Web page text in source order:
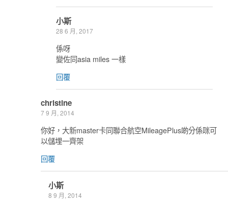
小斯
28 6 月, 2017
係呀
變佐同asia miles 一樣
回覆
christine
7 9 月, 2014
你好，大新master卡同聯合航空MileagePlus啲分係咪可
以儲埋一齊架
回覆
小斯
8 9 月, 2014